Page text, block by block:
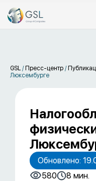
GSL / Пресс-центр /
Люксембурге
Обновлено:
580
8 мин.